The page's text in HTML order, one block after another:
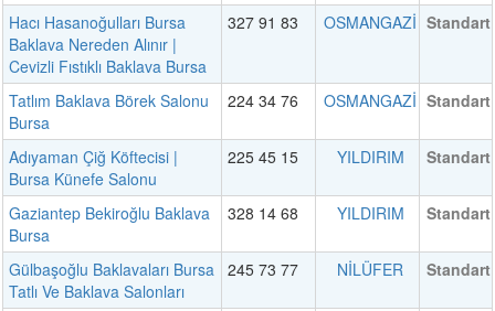
Hacı Hasanoğulları Bursa
Baklava Nereden Alınır |
Cevizli Fıstıklı Baklava Bursa
327 91 83 OSMANGAZİ Standart
Tatlım Baklava Börek Salonu
Bursa
224 34 76 OSMANGAZİ Standart
Adıyaman Çiğ Köftecisi |
Bursa Künefe Salonu
225 45 15 YILDIRIM Standart
Gaziantep Bekiroğlu Baklava
Bursa
328 14 68 YILDIRIM Standart
Gülbaşoğlu Baklavaları Bursa
Tatlı Ve Baklava Salonları
245 73 77 NİLÜFER Standart